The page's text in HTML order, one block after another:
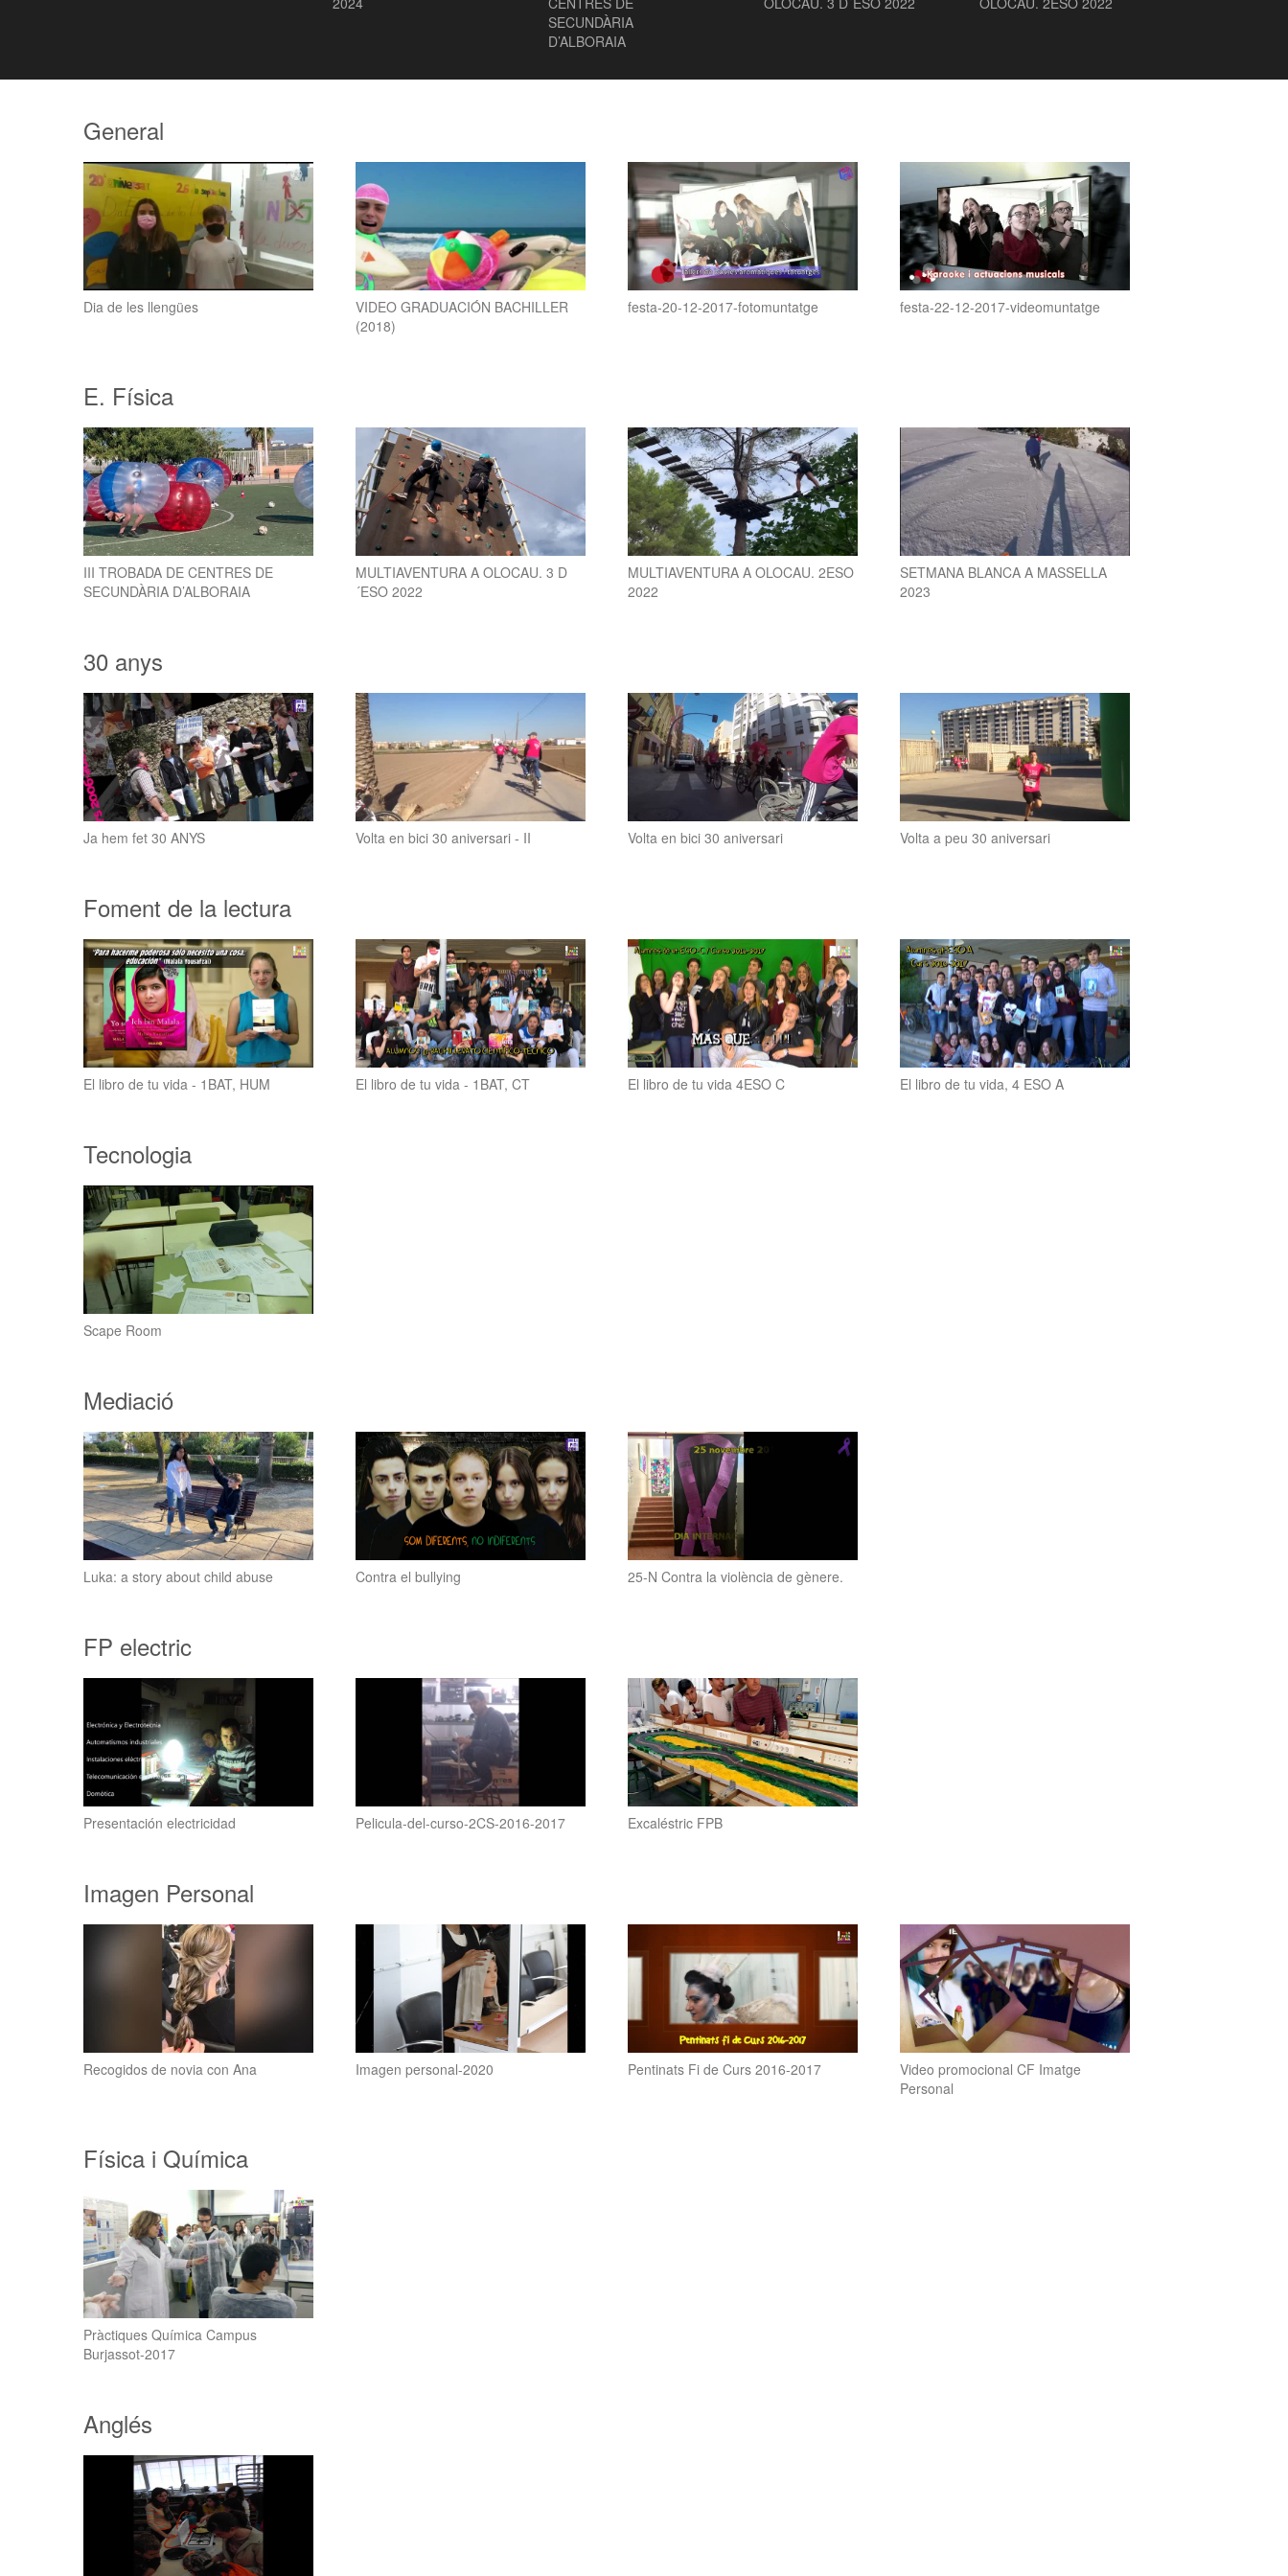
SECUNDÀRIA
D’ALBORAIA
General
Dia de les llengües
VIDEO GRADUACIÓN BACHILLER
(2018)
festa-20-12-2017-fotomuntatge festa-22-12-2017-videomuntatge
E. Física
III TROBADA DE CENTRES DE
SECUNDÀRIA D’ALBORAIA
MULTIAVENTURA A OLOCAU. 3 D
´ESO 2022
MULTIAVENTURA A OLOCAU. 2ESO
2022
SETMANA BLANCA A MASSELLA
2023
30 anys
Ja hem fet 30 ANYS Volta en bici 30 aniversari - II Volta en bici 30 aniversari Volta a peu 30 aniversari
Foment de la lectura
El libro de tu vida - 1BAT, HUM El libro de tu vida - 1BAT, CT El libro de tu vida 4ESO C El libro de tu vida, 4 ESO A
Tecnologia
Scape Room
Mediació
Luka: a story about child abuse Contra el bullying 25-N Contra la violència de gènere.
FP electric
Presentación electricidad Pelicula-del-curso-2CS-2016-2017 Excaléstric FPB
Imagen Personal
Recogidos de novia con Ana Imagen personal-2020 Pentinats Fi de Curs 2016-2017
Video promocional CF Imatge
Personal
Física i Química
Pràctiques Química Campus
Burjassot-2017
Anglés